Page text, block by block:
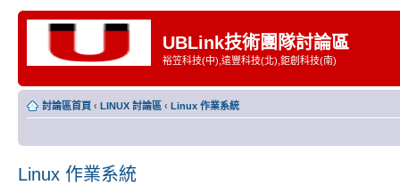
UBLink技術團隊討論區
裕笠科技(中),遠豐科技(北),鉅創科技(南)
討論區首頁 ‹ LINUX 討論區 ‹ Linux 作業系統
Linux 作業系統